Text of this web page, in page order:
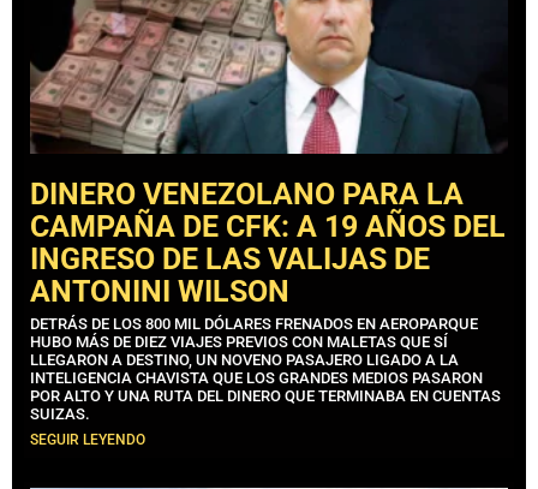
DINERO VENEZOLANO PARA LA
CAMPAÑA DE CFK: A 19 AÑOS DEL
INGRESO DE LAS VALIJAS DE
ANTONINI WILSON
DETRÁS DE LOS 800 MIL DÓLARES FRENADOS EN AEROPARQUE
HUBO MÁS DE DIEZ VIAJES PREVIOS CON MALETAS QUE SÍ
LLEGARON A DESTINO, UN NOVENO PASAJERO LIGADO A LA
INTELIGENCIA CHAVISTA QUE LOS GRANDES MEDIOS PASARON
POR ALTO Y UNA RUTA DEL DINERO QUE TERMINABA EN CUENTAS
SUIZAS.
SEGUIR LEYENDO